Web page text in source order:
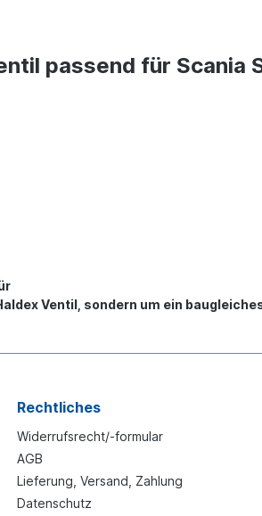
passend für Scania
Ventil, sondern um ein
Rechtliches
Widerrufsrecht/-formular
AGB
Lieferung, Versand, Zahlung
Datenschutz